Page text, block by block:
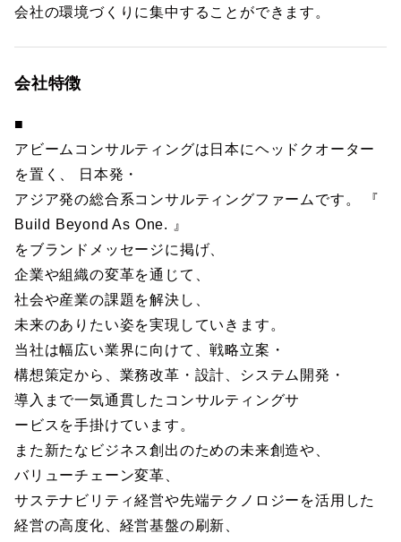
会社の環境づくりに集中することができます。
会社特徴
■
アビームコンサルティングは日本にヘッドクオーター
を置く、 日本発・
アジア発の総合系コンサルティングファームです。 『
Build Beyond As One. 』
をブランドメッセージに掲げ、
企業や組織の変革を通じて、
社会や産業の課題を解決し、
未来のありたい姿を実現していきます。
当社は幅広い業界に向けて、戦略立案・
構想策定から、業務改革・設計、システム開発・
導入まで一気通貫したコンサルティングサ
ービスを手掛けています。
また新たなビジネス創出のための未来創造や、
バリューチェーン変革、
サステナビリティ経営や先端テクノロジーを活用した
経営の高度化、経営基盤の刷新、